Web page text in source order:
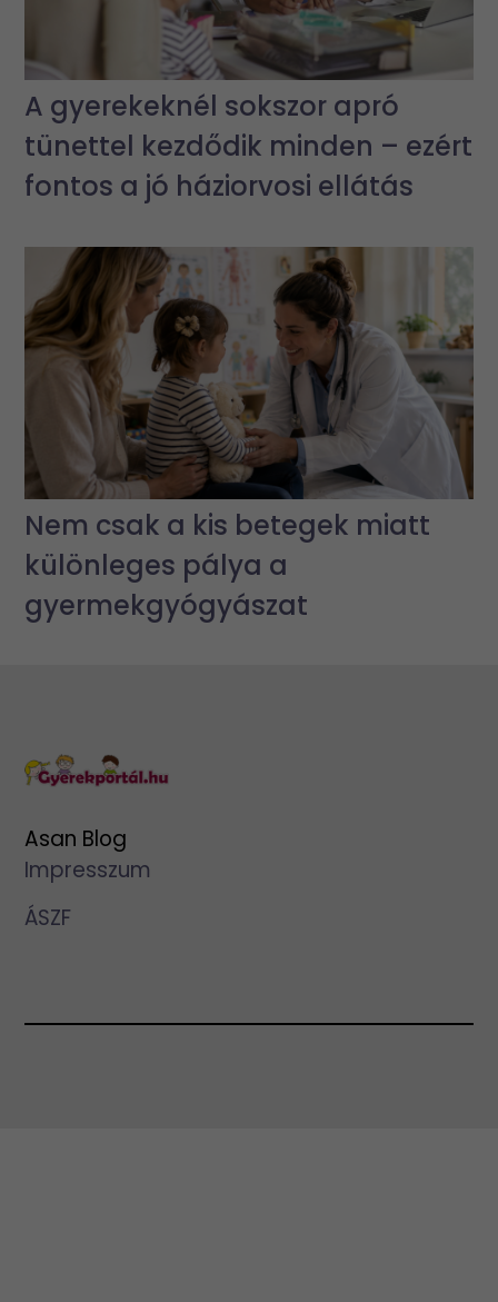
A gyerekeknél sokszor apró
tünettel kezdődik minden – ezért
fontos a jó háziorvosi ellátás
Nem csak a kis betegek miatt
különleges pálya a
gyermekgyógyászat
Asan Blog
Impresszum
ÁSZF